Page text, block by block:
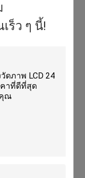
ร็ว ๆ นี้!
((AC) 50/60Hz พลัง
อียดเพิ่มเติม
ารบรรทุก> 250 กิโลกรัม